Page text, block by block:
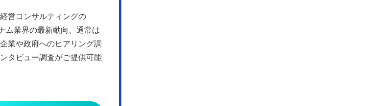
営コンサルティングの
ム業界の最新動向、通常は
業や政府へのヒアリング調
タビュー調査がご提供可能